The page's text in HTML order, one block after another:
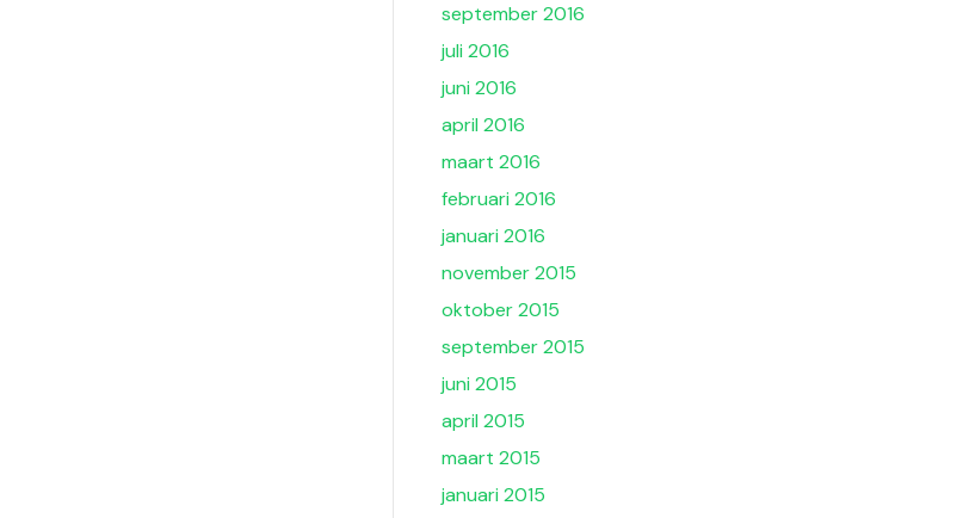
september 2016
juli 2016
juni 2016
april 2016
maart 2016
februari 2016
januari 2016
november 2015
oktober 2015
september 2015
juni 2015
april 2015
maart 2015
januari 2015